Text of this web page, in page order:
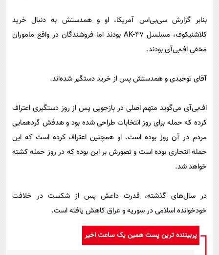
بنابر گزارش سی‌بی‌اس آمریکا، او و همدستش به دنبال خرید
کلاشنیکوف، مسلسل ۴۷-AK بودند اما فروشندگان در واقع ماموران
مخفی اف‌بی‌آی بودند.
آقای توحیدی و همدستش پس از خرید دستگیر شده‌اند.
اف‌بی‌آی می‌گوید متهم اصلی در بازجویی پس از روز دستگیری اعتراف
کرده که حمله برای روز انتخابات طراحی شده بود و هدفش گردهمایی
مردم در آن روز بوده است. او همچنین اعتراف کرده است که این
حمله انتحاری بوده است و تصورش بر این بوده که در روز حمله کشته
خواهد شد.
در سال‌های گذشته، قدرت داعش پس از شکست در خلافت
خودخوانده اسلامی در سوریه و عراق کاهش یافته است.
پربیننده ترین پست همین یک ساعت اخیر